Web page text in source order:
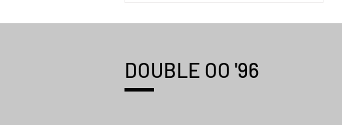
DOUBLE OO '96